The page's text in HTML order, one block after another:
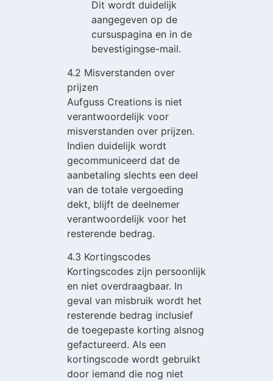
Dit wordt duidelijk
aangegeven op de
cursuspagina en in de
bevestigingse-mail.
4.2 Misverstanden over
prijzen
Aufguss Creations is niet
verantwoordelijk voor
misverstanden over prijzen.
Indien duidelijk wordt
gecommuniceerd dat de
aanbetaling slechts een deel
van de totale vergoeding
dekt, blijft de deelnemer
verantwoordelijk voor het
resterende bedrag.
4.3 Kortingscodes
Kortingscodes zijn persoonlijk
en niet overdraagbaar. In
geval van misbruik wordt het
resterende bedrag inclusief
de toegepaste korting alsnog
gefactureerd. Als een
kortingscode wordt gebruikt
door iemand die nog niet